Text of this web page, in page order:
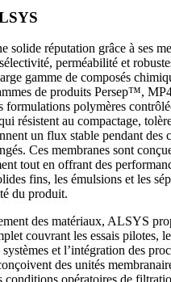
solide réputation grâce à ses
perméabilité et
gamme de composés
de produits Persep™,
polymères
résistent au compactage,
un flux stable pendant des
Ces membranes sont
tout en offrant des
fins, les émulsions et les
du produit.
des matériaux, ALSYS
couvrant les essais pilotes, le
et l’intégration des
des unités